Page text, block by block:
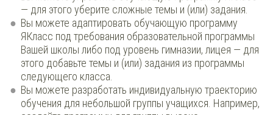
— для этого уберите сложные темы и (или) задания.
Вы можете адаптировать обучающую программу
ЯКласс под требования образовательной программы
Вашей школы либо под уровень гимназии, лицея — для
этого добавьте темы и (или) задания из программы
следующего класса.
Вы можете разработать индивидуальную траекторию
обучения для небольшой группы учащихся. Например,